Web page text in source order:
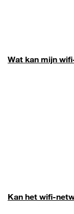
Wat kan mijn
Kan het wifi-